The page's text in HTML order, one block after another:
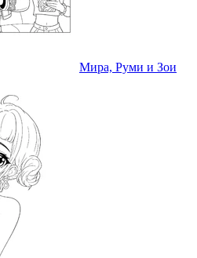
Мира, Руми и Зои